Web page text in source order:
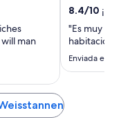
man
8.4/10
"Es muy
habitación
Enviada el 1